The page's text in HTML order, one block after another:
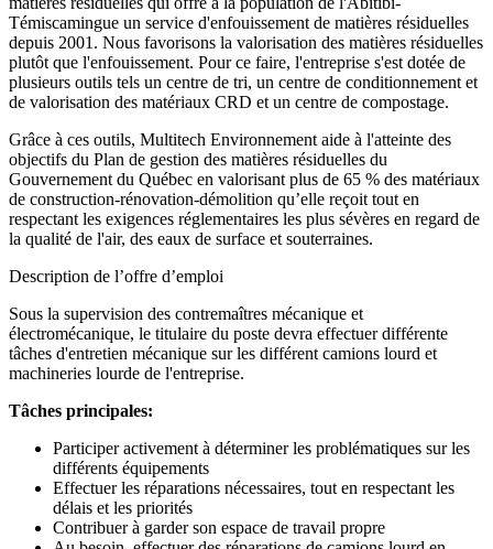
Témiscamingue un service d'enfouissement de matières résiduelles
depuis 2001. Nous favorisons la valorisation des matières résiduelles
plutôt que l'enfouissement. Pour ce faire, l'entreprise s'est dotée de
plusieurs outils tels un centre de tri, un centre de conditionnement et
de valorisation des matériaux CRD et un centre de compostage.
Grâce à ces outils, Multitech Environnement aide à l'atteinte des
objectifs du Plan de gestion des matières résiduelles du
Gouvernement du Québec en valorisant plus de 65 % des matériaux
de construction-rénovation-démolition qu’elle reçoit tout en
respectant les exigences réglementaires les plus sévères en regard de
la qualité de l'air, des eaux de surface et souterraines.
Description de l’offre d’emploi
Sous la supervision des contremaîtres mécanique et
électromécanique, le titulaire du poste devra effectuer différente
tâches d'entretien mécanique sur les différent camions lourd et
machineries lourde de l'entreprise.
Tâches principales:
Participer activement à déterminer les problématiques sur les
différents équipements
Effectuer les réparations nécessaires, tout en respectant les
délais et les priorités
Contribuer à garder son espace de travail propre